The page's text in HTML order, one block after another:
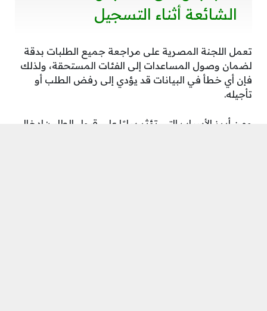
الشائعة أثناء التسجيل
تعمل اللجنة المصرية على مراجعة جميع الطلبات بدقة
لضمان وصول المساعدات إلى الفئات المستحقة، ولذلك
فإن أي خطأ في البيانات قد يؤدي إلى رفض الطلب أو
تأجيله.
ومن أبرز الأسباب التي تؤثر سلبًا على قبول الطلب: إدخال